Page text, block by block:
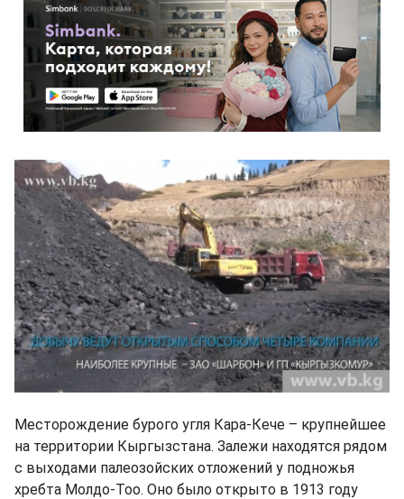
Месторождение бурого угля Кара-Кече – крупнейшее
на территории Кыргызстана. Залежи находятся рядом
с выходами палеозойских отложений у подножья
хребта Молдо-Тоо. Оно было открыто в 1913 году